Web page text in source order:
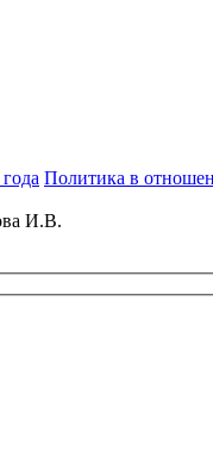
Политика в
И.В.